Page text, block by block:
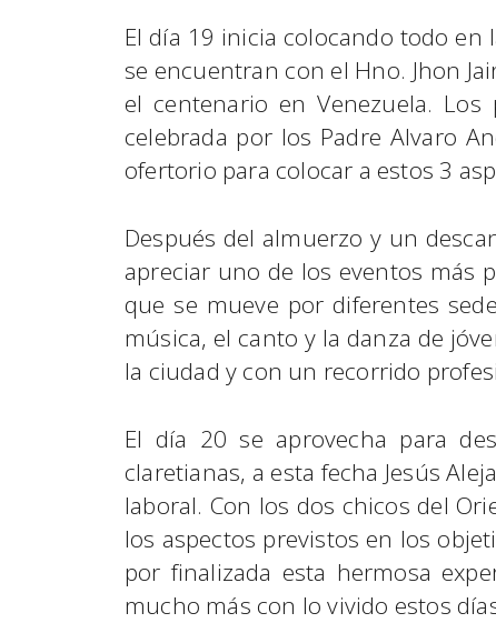
El día 19 inicia colocando todo en
se encuentran con el Hno. Jhon
el centenario en Venezuela.
celebrada por los Padre Alvaro
ofertorio para colocar a estos 3
Después del almuerzo y un
apreciar uno de los eventos más
que se mueve por diferentes
música, el canto y la danza de
la ciudad y con un recorrido
El día 20 se aprovecha para
claretianas, a esta fecha Jesús
laboral. Con los dos chicos del
los aspectos previstos en los
por finalizada esta hermosa
mucho más con lo vivido estos